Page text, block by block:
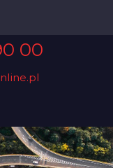
00